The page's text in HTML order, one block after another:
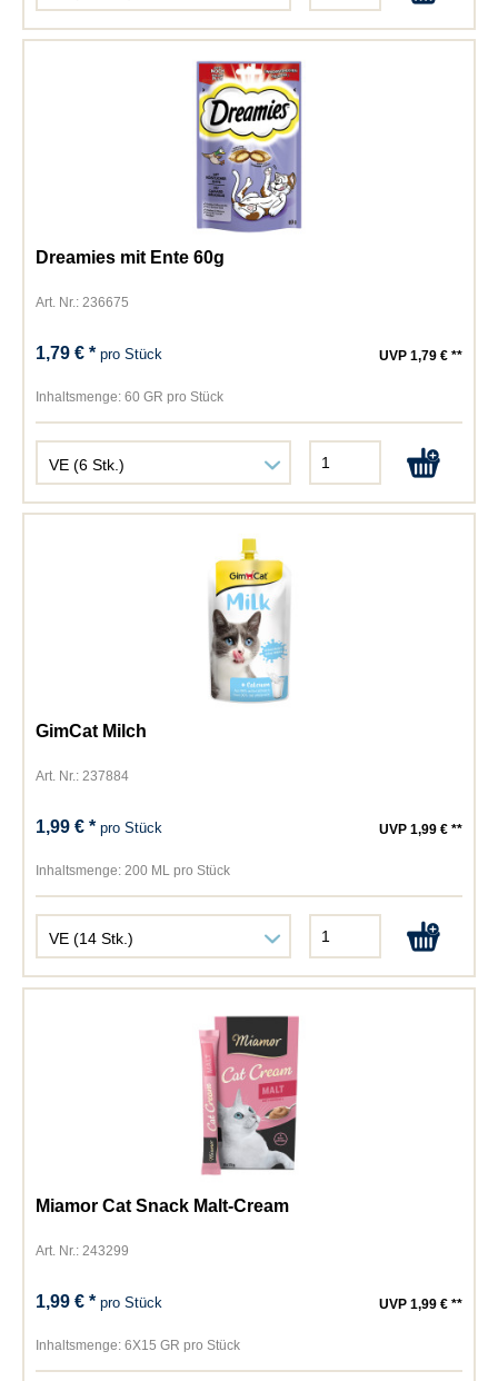
Dreamies mit Ente 60g
Art. Nr.: 236675
1,79 € *pro Stück UVP 1,79 € **
Inhaltsmenge: 60 GR pro Stück
GimCat Milch
Art. Nr.: 237884
1,99 € *pro Stück UVP 1,99 € **
Inhaltsmenge: 200 ML pro Stück
Miamor Cat Snack Malt-Cream
Art. Nr.: 243299
1,99 € *pro Stück UVP 1,99 € **
Inhaltsmenge: 6X15 GR pro Stück